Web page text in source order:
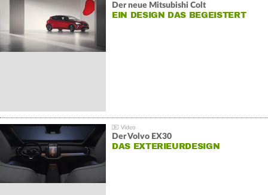
Der neue Mitsubishi Colt
EIN DESIGN DAS BEGEISTERT
Der Volvo EX30
DAS EXTERIEURDESIGN